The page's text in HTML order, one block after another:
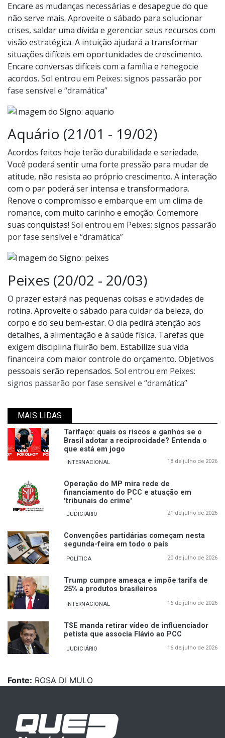
Encare as mudanças necessárias e desapegue do que
não serve mais. Aproveite o sábado para solucionar
crises, saldar uma dívida e gerenciar seus recursos com
visão estratégica. A intuição ajudará a transformar
situações difíceis em oportunidades de crescimento.
Encare conversas difíceis com a família e renegocie
acordos. Sol entrou em Peixes: signos passarão por
fase sensível e “dramática”
Aquário (21/01 - 19/02)
Acordos feitos hoje terão durabilidade e seriedade.
Você poderá sentir uma forte pressão para mudar de
atitude, não resista ao próprio crescimento. A interação
com o par poderá ser intensa e transformadora.
Renove o compromisso e embarque em um clima de
romance, com muito carinho e emoção. Comemore
suas conquistas! Sol entrou em Peixes: signos passarão
por fase sensível e “dramática”
Peixes (20/02 - 20/03)
O prazer estará nas pequenas coisas e atividades de
rotina. Aproveite o sábado para cuidar da beleza, do
corpo e do seu bem-estar. O dia pedirá atenção aos
detalhes, à alimentação e à saúde física. Tarefas que
exigem disciplina fluirão bem. Estabilize sua vida
financeira com maior controle do orçamento. Objetivos
pessoais serão repensados. Sol entrou em Peixes:
signos passarão por fase sensível e “dramática”
MAIS LIDAS
Tarifaço: quais os riscos e ganhos se o
Brasil adotar a reciprocidade? Entenda o
que está em jogo
INTERNACIONAL 18 de julho de 2026
Operação do MP mira rede de
financiamento do PCC e atuação em
'tribunais do crime'
JUDICIÁRIO 21 de julho de 2026
Convenções partidárias começam nesta
segunda-feira em todo o país
POLÍTICA 20 de julho de 2026
Trump cumpre ameaça e impõe tarifa de
25% a produtos brasileiros
INTERNACIONAL 16 de julho de 2026
TSE manda retirar vídeo de influenciador
petista que associa Flávio ao PCC
JUDICIÁRIO 16 de julho de 2026
Fonte: ROSA DI MULO